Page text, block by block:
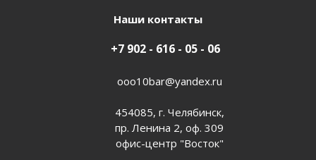
Наши контакты
+7 902 - 616 - 05 - 06
ooo10bar@yandex.ru
454085, г. Челябинск,
пр. Ленина 2, оф. 309
офис-центр "Восток"